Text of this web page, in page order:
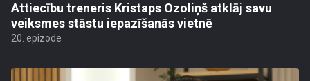
Attiecību treneris Kristaps Ozoliņš atklāj savu
veiksmes stāstu iepazīšanās vietnē
20. epizode